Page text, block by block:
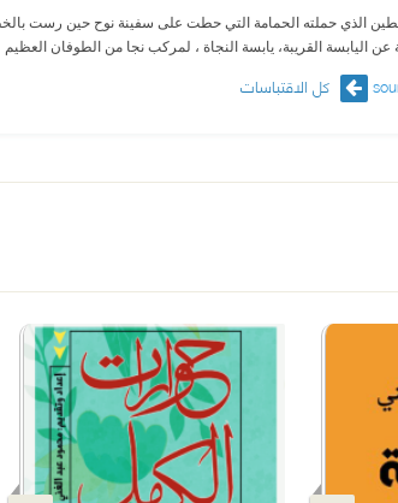
الذي حملته الحمامة التي حطت على سفينة نوح حين رست
عن اليابسة القريبة، يابسة النجاة ، لمركب نجا من الطوفان العظيم
كل الاقتباسات